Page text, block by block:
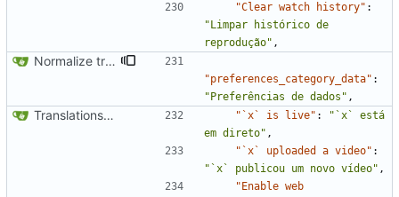
"Clear watch history" :
"Limpar histórico de
reprodução" ,
Normalize translation key for preferences categories
"preferences_category_data" :
"Preferências de dados" ,
Translations update from Weblate ( #2437)
"`x` is live" :
"`x` está
em direto" ,
"`x` uploaded a video" :
"`x` publicou um novo vídeo" ,
"Enable web